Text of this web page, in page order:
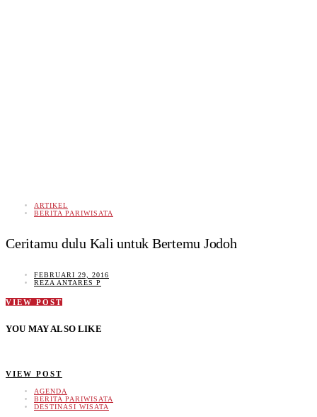
ARTIKEL
BERITA PARIWISATA
Ceritamu dulu Kali untuk Bertemu Jodoh
FEBRUARI 29, 2016
REZA ANTARES P
VIEW POST
YOU MAY ALSO LIKE
VIEW POST
AGENDA
BERITA PARIWISATA
DESTINASI WISATA